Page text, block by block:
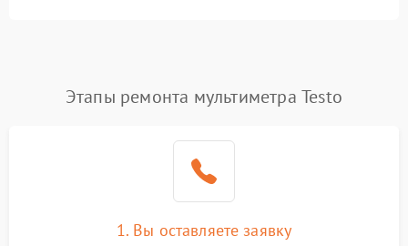
Этапы ремонта мультиметра Testo
1. Вы оставляете заявку